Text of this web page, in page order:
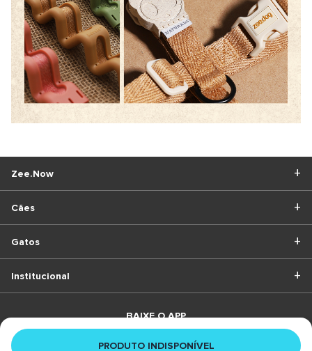
PRODUTO INDISPONÍVEL
Cães
Gatos
Zee.Now
Institucional
BAIXE O APP